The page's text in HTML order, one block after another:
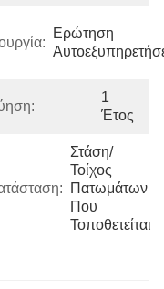
Ερώτηση
ISO9001
1
Έτος
Στάση/
Τοίχος
Πατωμάτων
Που
Τοποθετείται